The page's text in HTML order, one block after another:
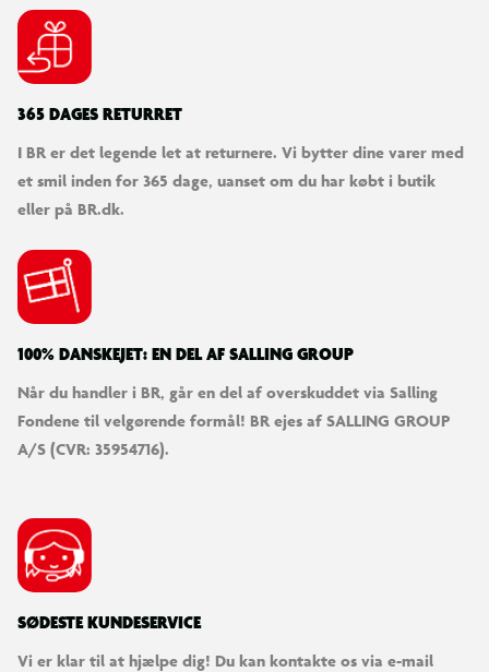
365 DAGES RETURRET
I BR er det legende let at returnere. Vi bytter dine varer med
et smil inden for 365 dage, uanset om du har købt i butik
eller på BR.dk.
100% DANSKEJET: EN DEL AF SALLING GROUP
Når du handler i BR, går en del af overskuddet via Salling
Fondene til velgørende formål! BR ejes af SALLING GROUP
A/S (CVR: 35954716).
SØDESTE KUNDESERVICE
Vi er klar til at hjælpe dig! Du kan kontakte os via e-mail